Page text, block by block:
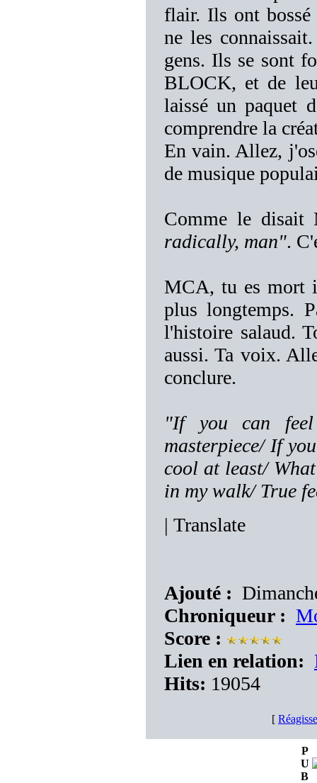
flair. Ils ont bossé
ne les
gens. Ils se sont
BLOCK, et de
laissé un paquet
comprendre la
En vain. Allez,
de musique
Comme le
radically, man".
MCA, tu es mort
plus longtemps.
l'histoire salaud.
aussi. Ta voix.
conclure.
"If you can
masterpiece/ If
cool at least/
in my walk/ True
| Translate
Ajouté :
Chroniqueur :
Score :
Lien en relation:
Hits: 19054
[
P
U
B